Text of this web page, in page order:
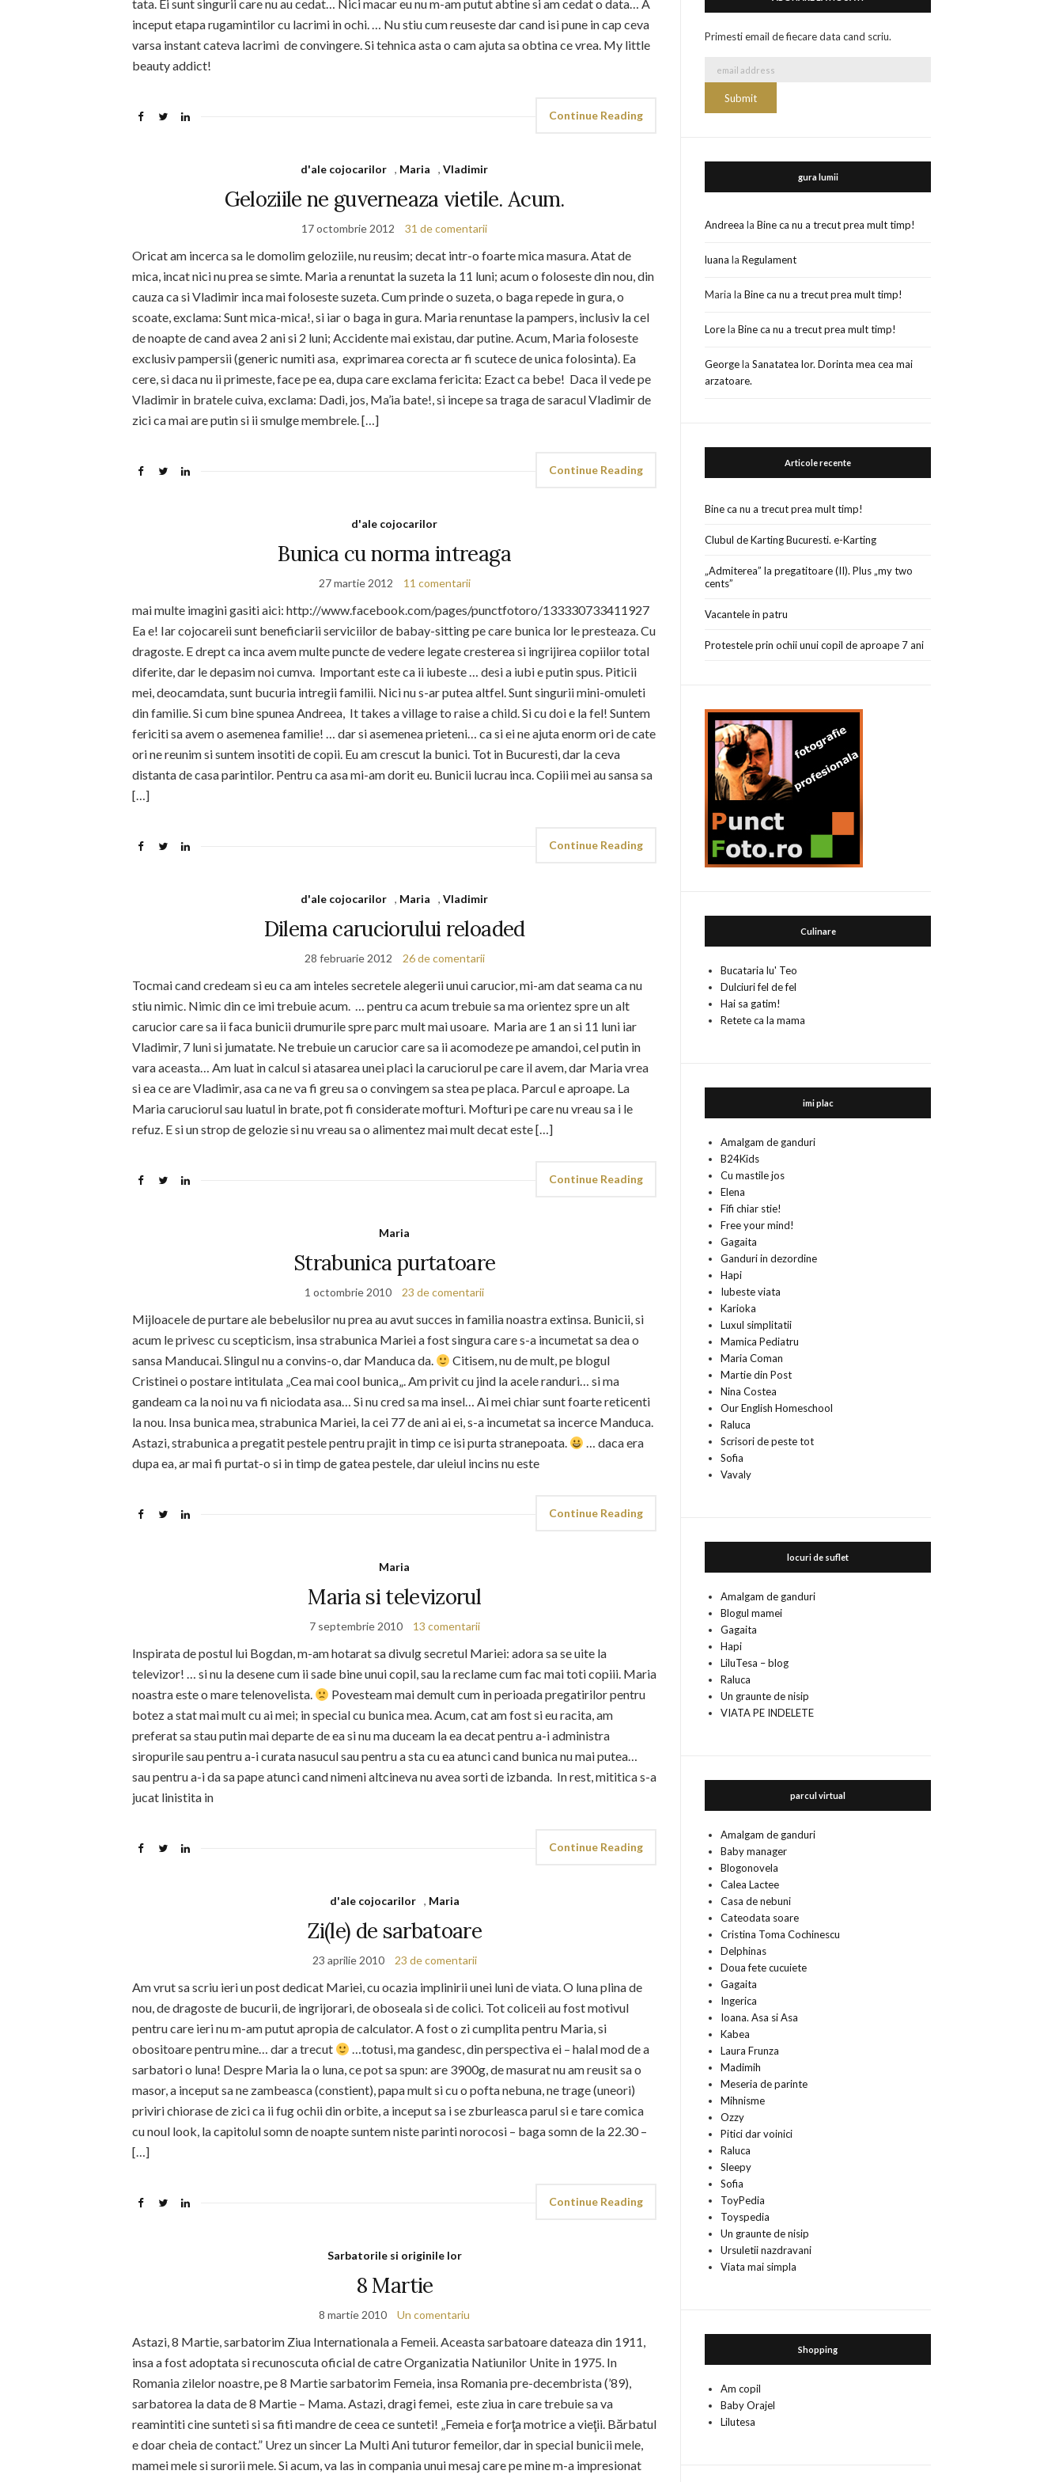
tata. Ei sunt singurii care nu au cedat… Nici macar eu nu m-am putut abtine si am cedat o data… A
inceput etapa rugamintilor cu lacrimi in ochi. … Nu stiu cum reuseste dar cand isi pune in cap ceva
varsa instant cateva lacrimi de convingere. Si tehnica asta o cam ajuta sa obtina ce vrea. My little
beauty addict!
Continue Reading
d'ale cojocarilor , Maria ,Vladimir
Geloziile ne guverneaza vietile. Acum.
17 octombrie 2012 31 de comentarii
Oricat am incerca sa le domolim geloziile, nu reusim; decat intr-o foarte mica masura. Atat de
mica, incat nici nu prea se simte. Maria a renuntat la suzeta la 11 luni; acum o foloseste din nou, din
cauza ca si Vladimir inca mai foloseste suzeta. Cum prinde o suzeta, o baga repede in gura, o
scoate, exclama: Sunt mica-mica!, si iar o baga in gura. Maria renuntase la pampers, inclusiv la cel
de noapte de cand avea 2 ani si 2 luni; Accidente mai existau, dar putine. Acum, Maria foloseste
exclusiv pampersii (generic numiti asa, exprimarea corecta ar fi scutece de unica folosinta). Ea
cere, si daca nu ii primeste, face pe ea, dupa care exclama fericita: Ezact ca bebe! Daca il vede pe
Vladimir in bratele cuiva, exclama: Dadi, jos, Ma’ia bate!, si incepe sa traga de saracul Vladimir de
zici ca mai are putin si ii smulge membrele. […]
Continue Reading
d'ale cojocarilor
Bunica cu norma intreaga
27 martie 2012 11 comentarii
mai multe imagini gasiti aici: http://www.facebook.com/pages/punctfotoro/133330733411927
Ea e! Iar cojocareii sunt beneficiarii serviciilor de babay-sitting pe care bunica lor le presteaza. Cu
dragoste. E drept ca inca avem multe puncte de vedere legate cresterea si ingrijirea copiilor total
diferite, dar le depasim noi cumva. Important este ca ii iubeste … desi a iubi e putin spus. Piticii
mei, deocamdata, sunt bucuria intregii familii. Nici nu s-ar putea altfel. Sunt singurii mini-omuleti
din familie. Si cum bine spunea Andreea, It takes a village to raise a child. Si cu doi e la fel! Suntem
fericiti sa avem o asemenea familie! … dar si asemenea prieteni… ca si ei ne ajuta enorm ori de cate
ori ne reunim si suntem insotiti de copii. Eu am crescut la bunici. Tot in Bucuresti, dar la ceva
distanta de casa parintilor. Pentru ca asa mi-am dorit eu. Bunicii lucrau inca. Copiii mei au sansa sa
[…]
Continue Reading
d'ale cojocarilor , Maria ,Vladimir
Dilema caruciorului reloaded
28 februarie 2012 26 de comentarii
Tocmai cand credeam si eu ca am inteles secretele alegerii unui carucior, mi-am dat seama ca nu
stiu nimic. Nimic din ce imi trebuie acum. … pentru ca acum trebuie sa ma orientez spre un alt
carucior care sa ii faca bunicii drumurile spre parc mult mai usoare. Maria are 1 an si 11 luni iar
Vladimir, 7 luni si jumatate. Ne trebuie un carucior care sa ii acomodeze pe amandoi, cel putin in
vara aceasta… Am luat in calcul si atasarea unei placi la caruciorul pe care il avem, dar Maria vrea
si ea ce are Vladimir, asa ca ne va fi greu sa o convingem sa stea pe placa. Parcul e aproape. La
Maria caruciorul sau luatul in brate, pot fi considerate mofturi. Mofturi pe care nu vreau sa i le
refuz. E si un strop de gelozie si nu vreau sa o alimentez mai mult decat este […]
Continue Reading
Maria
Strabunica purtatoare
1 octombrie 2010 23 de comentarii
Mijloacele de purtare ale bebelusilor nu prea au avut succes in familia noastra extinsa. Bunicii, si
acum le privesc cu scepticism, insa strabunica Mariei a fost singura care s-a incumetat sa dea o
sansa Manducai. Slingul nu a convins-o, dar Manduca da.
Citisem, nu de mult, pe blogul
Cristinei o postare intitulata „Cea mai cool bunica„. Am privit cu jind la acele randuri… si ma
gandeam ca la noi nu va fi niciodata asa… Si nu cred sa ma insel… Ai mei chiar sunt foarte reticenti
la nou. Insa bunica mea, strabunica Mariei, la cei 77 de ani ai ei, s-a incumetat sa incerce Manduca.
Astazi, strabunica a pregatit pestele pentru prajit in timp ce isi purta stranepoata.
… daca era
dupa ea, ar mai fi purtat-o si in timp de gatea pestele, dar uleiul incins nu este
Continue Reading
Maria
Maria si televizorul
7 septembrie 2010 13 comentarii
Inspirata de postul lui Bogdan, m-am hotarat sa divulg secretul Mariei: adora sa se uite la
televizor! … si nu la desene cum ii sade bine unui copil, sau la reclame cum fac mai toti copiii. Maria
noastra este o mare telenovelista.
Povesteam mai demult cum in perioada pregatirilor pentru
botez a stat mai mult cu ai mei; in special cu bunica mea. Acum, cat am fost si eu racita, am
preferat sa stau putin mai departe de ea si nu ma duceam la ea decat pentru a-i administra
siropurile sau pentru a-i curata nasucul sau pentru a sta cu ea atunci cand bunica nu mai putea…
sau pentru a-i da sa pape atunci cand nimeni altcineva nu avea sorti de izbanda. In rest, mititica s-a
jucat linistita in
Continue Reading
d'ale cojocarilor , Maria
Zi(le) de sarbatoare
23 aprilie 2010 23 de comentarii
Am vrut sa scriu ieri un post dedicat Mariei, cu ocazia implinirii unei luni de viata. O luna plina de
nou, de dragoste de bucurii, de ingrijorari, de oboseala si de colici. Tot coliceii au fost motivul
pentru care ieri nu m-am putut apropia de calculator. A fost o zi cumplita pentru Maria, si
obositoare pentru mine… dar a trecut
…totusi, ma gandesc, din perspectiva ei – halal mod de a
sarbatori o luna! Despre Maria la o luna, ce pot sa spun: are 3900g, de masurat nu am reusit sa o
masor, a inceput sa ne zambeasca (constient), papa mult si cu o pofta nebuna, ne trage (uneori)
priviri chiorase de zici ca ii fug ochii din orbite, a inceput sa i se zburleasca parul si e tare comica
cu noul look, la capitolul somn de noapte suntem niste parinti norocosi – baga somn de la 22.30 –
[…]
Continue Reading
Sarbatorile si originile lor
8 Martie
8 martie 2010 Un comentariu
Astazi, 8 Martie, sarbatorim Ziua Internationala a Femeii. Aceasta sarbatoare dateaza din 1911,
insa a fost adoptata si recunoscuta oficial de catre Organizatia Natiunilor Unite in 1975. In
Romania zilelor noastre, pe 8 Martie sarbatorim Femeia, insa Romania pre-decembrista (’89),
sarbatorea la data de 8 Martie – Mama. Astazi, dragi femei, este ziua in care trebuie sa va
reamintiti cine sunteti si sa fiti mandre de ceea ce sunteti! „Femeia e forţa motrice a vieţii. Bărbatul
e doar cheia de contact.” Urez un sincer La Multi Ani tuturor femeilor, dar in special bunicii mele,
mamei mele si surorii mele. Si acum, va las in compania unui mesaj care pe mine m-a impresionat
Primesti email de fiecare data cand scriu.
gura lumii
Andreea laBine ca nu a trecut prea mult timp!
luana laRegulament
Maria laBine ca nu a trecut prea mult timp!
LorelaBine ca nu a trecut prea mult timp!
GeorgelaSanatatea lor. Dorinta mea cea mai
arzatoare.
Articole recente
Bine ca nu a trecut prea mult timp!
Clubul de Karting Bucuresti. e-Karting
„Admiterea” la pregatitoare (II). Plus „my two
cents”
Vacantele in patru
Protestele prin ochii unui copil de aproape 7 ani
Culinare
Bucataria lu' Teo
Dulciuri fel de fel
Hai sa gatim!
Retete ca la mama
imi plac
Amalgam de ganduri
B24Kids
Cu mastile jos
Elena
Fifi chiar stie!
Free your mind!
Gagaita
Ganduri in dezordine
Hapi
Iubeste viata
Karioka
Luxul simplitatii
Mamica Pediatru
Maria Coman
Martie din Post
Nina Costea
Our English Homeschool
Raluca
Scrisori de peste tot
Sofia
Vavaly
locuri de suflet
Amalgam de ganduri
Blogul mamei
Gagaita
Hapi
LiluTesa – blog
Raluca
Un graunte de nisip
VIATA PE INDELETE
parcul virtual
Amalgam de ganduri
Baby manager
Blogonovela
Calea Lactee
Casa de nebuni
Cateodata soare
Cristina Toma Cochinescu
Delphinas
Doua fete cucuiete
Gagaita
Ingerica
Ioana. Asa si Asa
Kabea
Laura Frunza
Madimih
Meseria de parinte
Mihnisme
Ozzy
Pitici dar voinici
Raluca
Sleepy
Sofia
ToyPedia
Toyspedia
Un graunte de nisip
Ursuletii nazdravani
Viata mai simpla
Shopping
Am copil
Baby Orajel
Lilutesa